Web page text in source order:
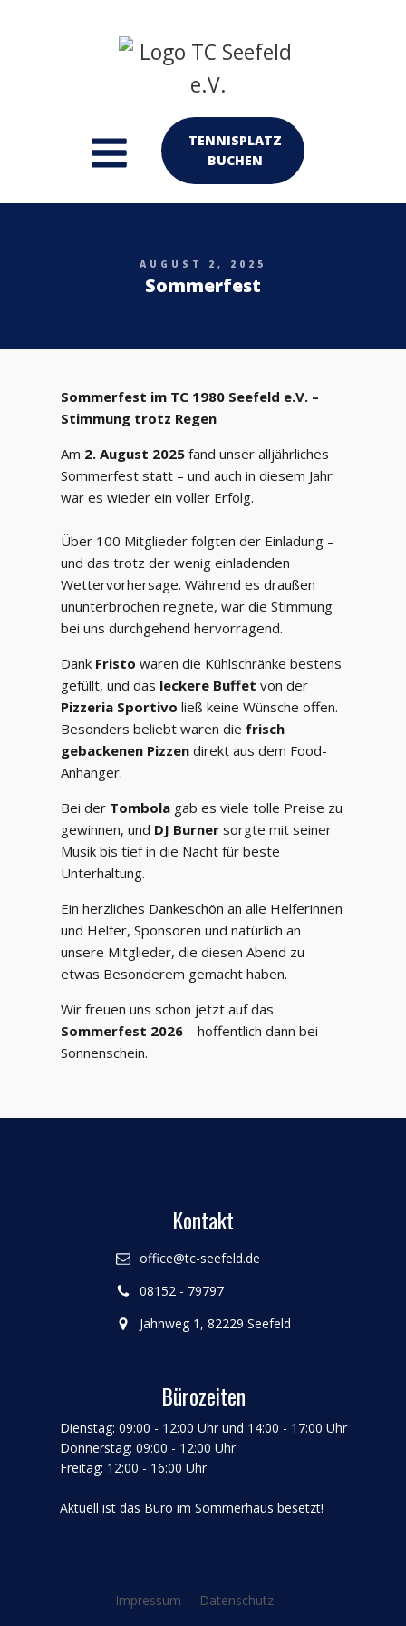
TENNISPLATZ
BUCHEN
AUGUST 2, 2025
Sommerfest
Sommerfest im TC 1980 Seefeld e.V. –
Stimmung trotz Regen
Am 2. August 2025 fand unser alljährliches
Sommerfest statt – und auch in diesem Jahr
war es wieder ein voller Erfolg.
Über 100 Mitglieder folgten der Einladung –
und das trotz der wenig einladenden
Wettervorhersage. Während es draußen
ununterbrochen regnete, war die Stimmung
bei uns durchgehend hervorragend.
Dank Fristo waren die Kühlschränke bestens
gefüllt, und das leckere Buffet von der
Pizzeria Sportivo ließ keine Wünsche offen.
Besonders beliebt waren die frisch
gebackenen Pizzen direkt aus dem Food-
Anhänger.
Bei der Tombola gab es viele tolle Preise zu
gewinnen, und DJ Burner sorgte mit seiner
Musik bis tief in die Nacht für beste
Unterhaltung.
Ein herzliches Dankeschön an alle Helferinnen
und Helfer, Sponsoren und natürlich an
unsere Mitglieder, die diesen Abend zu
etwas Besonderem gemacht haben.
Wir freuen uns schon jetzt auf das
Sommerfest 2026 – hoffentlich dann bei
Sonnenschein.
Kontakt
office@tc-seefeld.de
08152 - 79797
Jahnweg 1, 82229 Seefeld
Bürozeiten
Dienstag: 09:00 - 12:00 Uhr und 14:00 - 17:00 Uhr
Donnerstag: 09:00 - 12:00 Uhr
Freitag: 12:00 - 16:00 Uhr
Aktuell ist das Büro im Sommerhaus besetzt!
Impressum Datenschutz